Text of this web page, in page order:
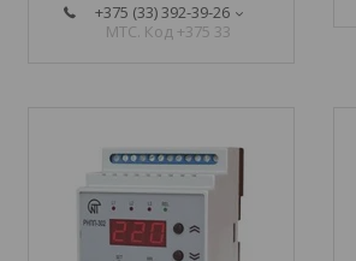
+375 (33) 392-39-26
МТС. Код +375 33